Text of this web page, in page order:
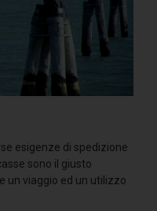
esigenze di spedizione
sono il giusto
un viaggio ed un utilizzo